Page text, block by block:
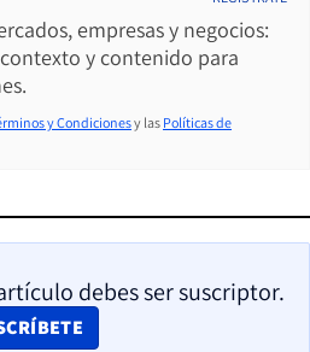
empresas y negocios:
y contenido para
y Condicionesy las Políticas de
debes ser suscriptor.
IN NEW WINDOW